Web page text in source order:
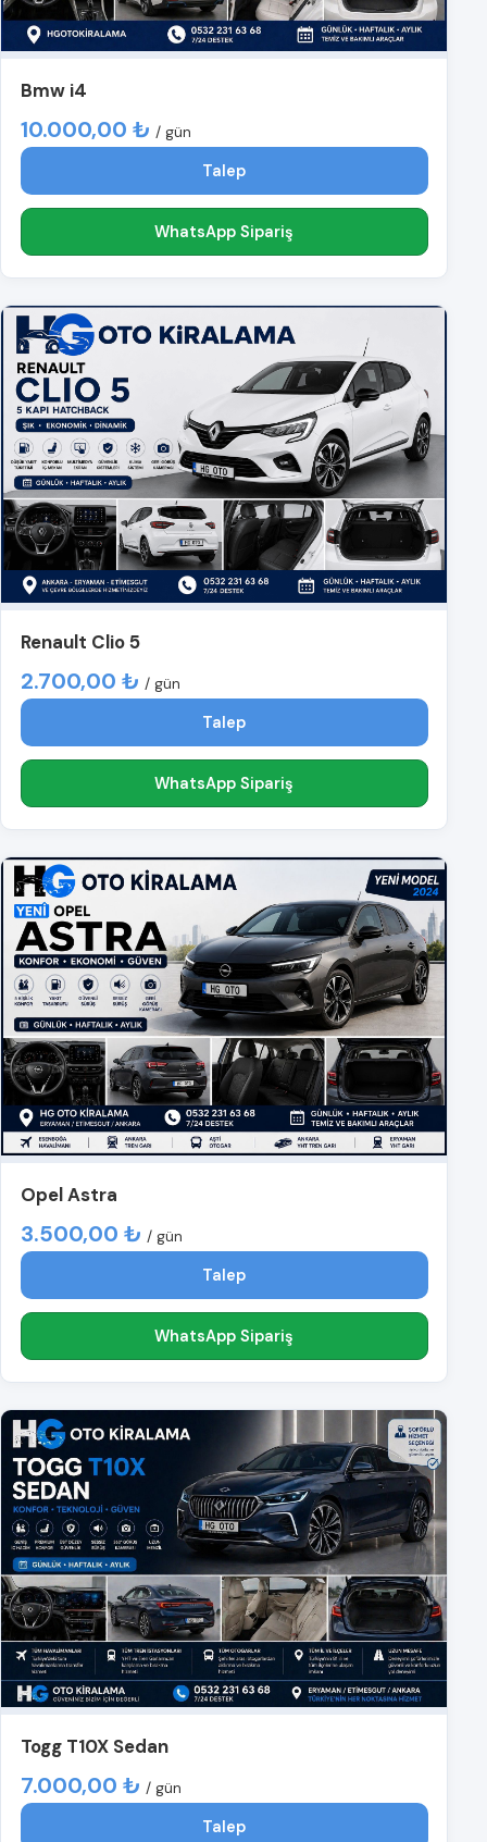
Bmw i4
10.000,00 ₺ / gün
Talep
WhatsApp Sipariş
Renault Clio 5
2.700,00 ₺ / gün
Talep
WhatsApp Sipariş
Opel Astra
3.500,00 ₺ / gün
Talep
WhatsApp Sipariş
Togg T10X Sedan
7.000,00 ₺ / gün
Talep